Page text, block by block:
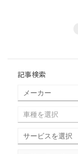
記事検索